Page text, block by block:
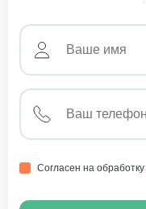
Согласен на обработку